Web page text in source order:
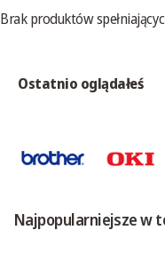
Brak produktów
Ostatnio oglądałeś
Najpopularniejsze w